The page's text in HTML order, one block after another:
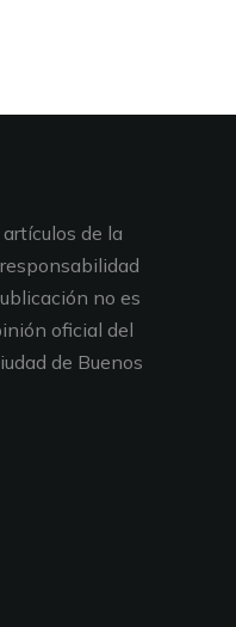
de la
no es
oficial del
de Buenos